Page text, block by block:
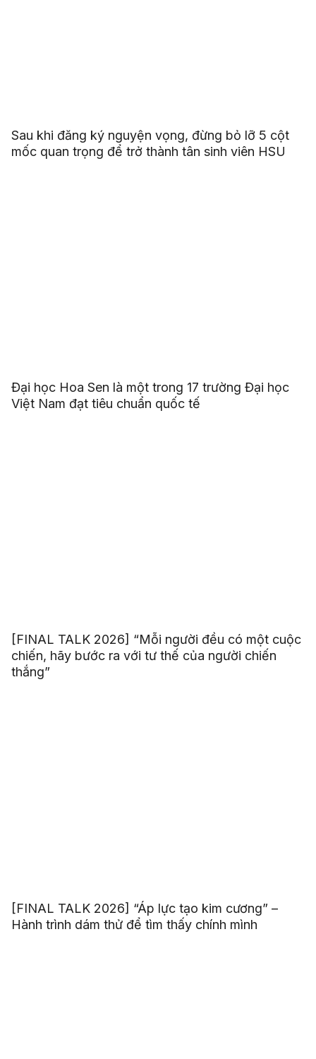
Sau khi đăng ký nguyện vọng, đừng bỏ lỡ 5 cột
mốc quan trọng để trở thành tân sinh viên HSU
Đại học Hoa Sen là một trong 17 trường Đại học
Việt Nam đạt tiêu chuẩn quốc tế
[FINAL TALK 2026] “Mỗi người đều có một cuộc
chiến, hãy bước ra với tư thế của người chiến
thắng”
[FINAL TALK 2026] “Áp lực tạo kim cương” –
Hành trình dám thử để tìm thấy chính mình